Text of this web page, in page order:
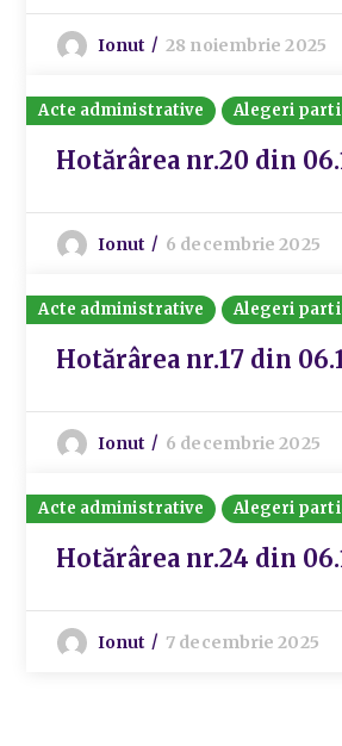
Ionut 28 noiembrie 2025
Acte administrative Alegeri
Hotărârea nr.20 din
Ionut 6 decembrie 2025
Acte administrative Alegeri
Hotărârea nr.17 din
Ionut 6 decembrie 2025
Acte administrative Alegeri
Hotărârea nr.24 din
Ionut 7 decembrie 2025